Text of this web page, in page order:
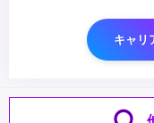
キャリ